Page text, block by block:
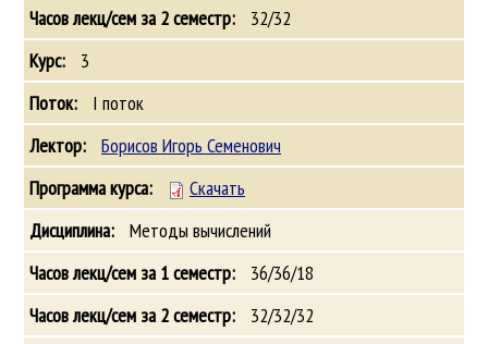
32/32
3
I поток
Борисов Игорь Семенович
Скачать
Методы вычислений
36/36/18
32/32/32